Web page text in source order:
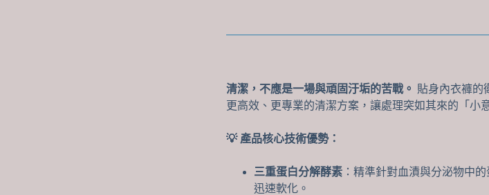
清潔，不應是一場與頑固汙垢的苦戰。 貼身內衣褲的
更高效、更專業的清潔方案，讓處理突如其來的「小
💡 產品核心技術優勢：
三重蛋白分解酵素：精準針對血漬與分泌物中
迅速軟化。